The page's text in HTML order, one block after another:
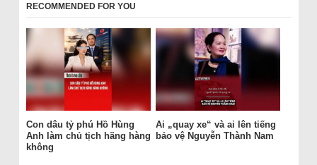
RECOMMENDED FOR YOU
Con dâu tỷ phú Hồ Hùng
Anh làm chủ tịch hãng hàng
không
Ai „quay xe“ và ai lên tiếng
bảo vệ Nguyễn Thành Nam